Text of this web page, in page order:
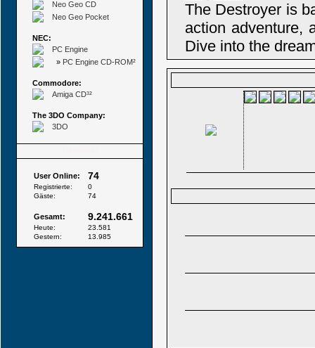
Neo Geo CD
Neo Geo Pocket
NEC:
PC Engine
» PC Engine CD-ROM²
Commodore:
Amiga CD³²
The 3DO Company:
3DO
User Online: 74
Registrierte:
0
Gäste:
74
Gesamt: 9.241.661
Heute:
23.581
Gestern:
13.985
The Destroyer is
action adventure,
Dive into the